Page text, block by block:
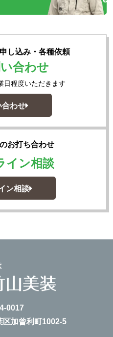
し込み・各種依頼
合わせ
程度いただきます
合わせ
お打ち合わせ
イン相談
ン相談
0017
区加曾利町1002-5